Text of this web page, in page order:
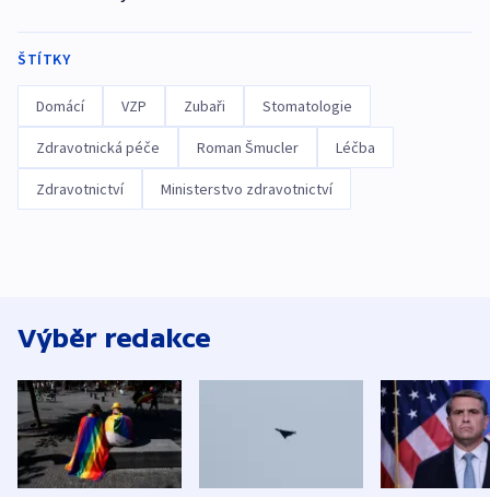
ŠTÍTKY
Domácí VZP Zubaři Stomatologie
Zdravotnická péče Roman Šmucler Léčba
Zdravotnictví Ministerstvo zdravotnictví
Výběr redakce